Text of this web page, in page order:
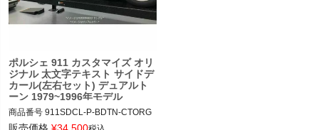
ポルシェ 911 カスタマイズ オリ
ジナル 太文字テキスト サイドデ
カール(左右セット) デュアルト
ーン 1979~1996年モデル
商品番号 911SDCL-P-BDTN-CTORG
911SDCL-PRSCH-BLDDULTN-CSTM